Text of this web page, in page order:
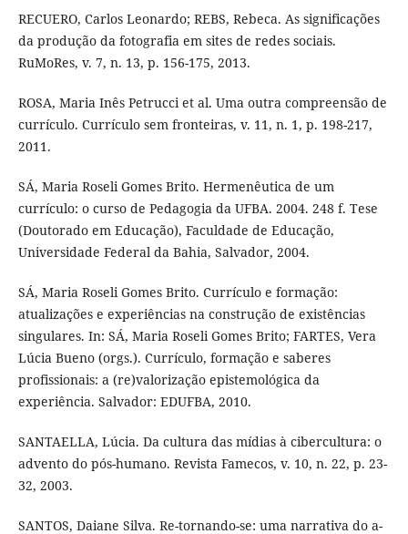
RECUERO, Carlos Leonardo; REBS, Rebeca. As significações
da produção da fotografia em sites de redes sociais.
RuMoRes, v. 7, n. 13, p. 156-175, 2013.
ROSA, Maria Inês Petrucci et al. Uma outra compreensão de
currículo. Currículo sem fronteiras, v. 11, n. 1, p. 198-217,
2011.
SÁ, Maria Roseli Gomes Brito. Hermenêutica de um
currículo: o curso de Pedagogia da UFBA. 2004. 248 f. Tese
(Doutorado em Educação), Faculdade de Educação,
Universidade Federal da Bahia, Salvador, 2004.
SÁ, Maria Roseli Gomes Brito. Currículo e formação:
atualizações e experiências na construção de existências
singulares. In: SÁ, Maria Roseli Gomes Brito; FARTES, Vera
Lúcia Bueno (orgs.). Currículo, formação e saberes
profissionais: a (re)valorização epistemológica da
experiência. Salvador: EDUFBA, 2010.
SANTAELLA, Lúcia. Da cultura das mídias à cibercultura: o
advento do pós-humano. Revista Famecos, v. 10, n. 22, p. 23-
32, 2003.
SANTOS, Daiane Silva. Re-tornando-se: uma narrativa do a-